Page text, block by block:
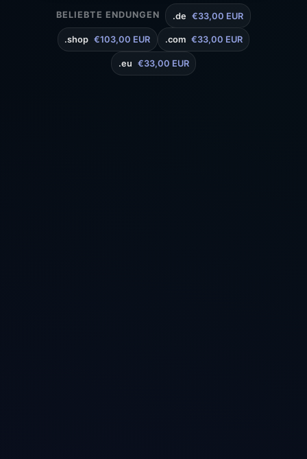
BELIEBTE ENDUNGEN .de €33,00 EUR
.shop €103,00 EUR .com €33,00 EUR
.eu €33,00 EUR